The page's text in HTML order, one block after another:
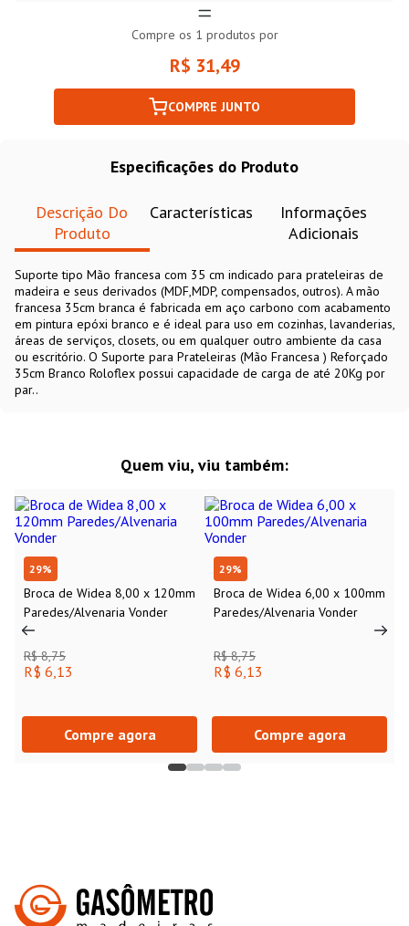
Compre os 1 produtos por
R$ 31,49
COMPRE JUNTO
Especificações do Produto
Descrição Do
Produto
Características
Informações
Adicionais
Suporte tipo Mão francesa com 35 cm indicado para prateleiras de
madeira e seus derivados (MDF,MDP, compensados, outros). A mão
francesa 35cm branca é fabricada em aço carbono com acabamento
em pintura epóxi branco e é ideal para uso em cozinhas, lavanderias,
áreas de serviços, closets, ou em qualquer outro ambiente da casa
ou escritório. O Suporte para Prateleiras (Mão Francesa ) Reforçado
35cm Branco Roloflex possui capacidade de carga de até 20Kg por
par..
Quem viu, viu também:
29%
Broca de Widea 8,00 x 120mm
Paredes/Alvenaria Vonder
R$ 8,75
R$ 6,13
Compre agora
29%
Broca de Widea 6,00 x 100mm
Paredes/Alvenaria Vonder
R$ 8,75
R$ 6,13
Compre agora